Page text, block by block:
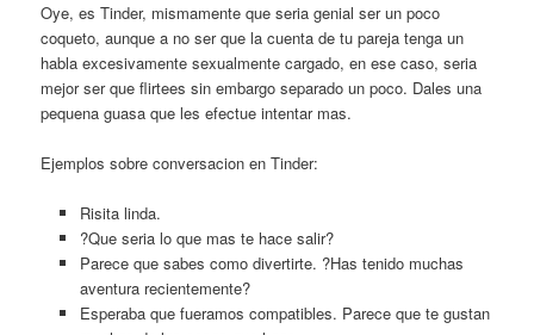
Oye, es Tinder, mismamente que seri­a genial ser un poco
coqueto, aunque a no ser que la cuenta de tu pareja tenga un
habla excesivamente sexualmente cargado, en ese caso, seri­a
mejor ser que flirtees sin embargo separado un poco. Dales una
pequena guasa que les efectue intentar mas.
Ejemplos sobre conversacion en Tinder:
Risita linda.
?Que seri­a lo que mas te hace salir?
Parece que sabes como divertirte. ?Has tenido muchas
aventura recientemente?
Esperaba que fueramos compatibles. Parece que te gustan